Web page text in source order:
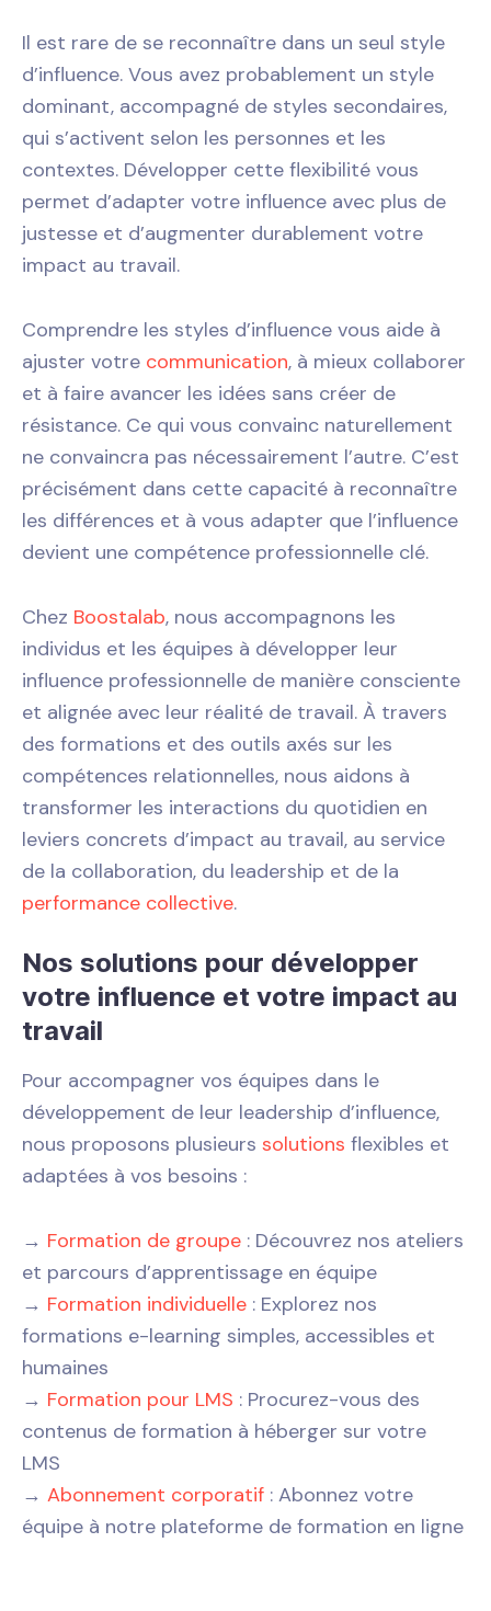
Il est rare de se reconnaître dans un seul style
d’influence. Vous avez probablement un style
dominant, accompagné de styles secondaires,
qui s’activent selon les personnes et les
contextes. Développer cette flexibilité vous
permet d’adapter votre influence avec plus de
justesse et d’augmenter durablement votre
impact au travail.
Comprendre les styles d’influence vous aide à
ajuster votre communication, à mieux collaborer
et à faire avancer les idées sans créer de
résistance. Ce qui vous convainc naturellement
ne convaincra pas nécessairement l’autre. C’est
précisément dans cette capacité à reconnaître
les différences et à vous adapter que l’influence
devient une compétence professionnelle clé.
Chez Boostalab, nous accompagnons les
individus et les équipes à développer leur
influence professionnelle de manière consciente
et alignée avec leur réalité de travail. À travers
des formations et des outils axés sur les
compétences relationnelles, nous aidons à
transformer les interactions du quotidien en
leviers concrets d’impact au travail, au service
de la collaboration, du leadership et de la
performance collective.
Nos solutions pour développer
votre influence et votre impact au
travail
Pour accompagner vos équipes dans le
développement de leur leadership d’influence,
nous proposons plusieurs solutions flexibles et
adaptées à vos besoins :
→ Formation de groupe : Découvrez nos ateliers
et parcours d’apprentissage en équipe
→ Formation individuelle : Explorez nos
formations e-learning simples, accessibles et
humaines
→ Formation pour LMS : Procurez-vous des
contenus de formation à héberger sur votre
LMS
→ Abonnement corporatif : Abonnez votre
équipe à notre plateforme de formation en ligne